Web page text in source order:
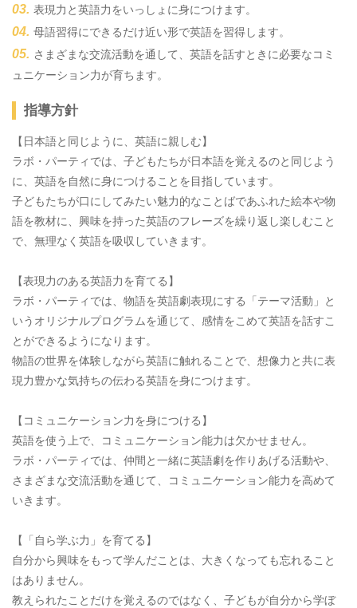
表現力と英語力をいっしょに身につけます。
母語習得にできるだけ近い形で英語を習得します。
さまざまな交流活動を通して、英語を話すときに必要なコミ
ュニケーション力が育ちます。
指導方針
【日本語と同じように、英語に親しむ】
ラボ・パーティでは、子どもたちが日本語を覚えるのと同じよう
に、英語を自然に身につけることを目指しています。
子どもたちが口にしてみたい魅力的なことばであふれた絵本や物
語を教材に、興味を持った英語のフレーズを繰り返し楽しむこと
で、無理なく英語を吸収していきます。
【表現力のある英語力を育てる】
ラボ・パーティでは、物語を英語劇表現にする「テーマ活動」と
いうオリジナルプログラムを通じて、感情をこめて英語を話すこ
とができるようになります。
物語の世界を体験しながら英語に触れることで、想像力と共に表
現力豊かな気持ちの伝わる英語を身につけます。
【コミュニケーション力を身につける】
英語を使う上で、コミュニケーション能力は欠かせません。
ラボ・パーティでは、仲間と一緒に英語劇を作りあげる活動や、
さまざまな交流活動を通じて、コミュニケーション能力を高めて
いきます。
【「自ら学ぶ力」を育てる】
自分から興味をもって学んだことは、大きくなっても忘れること
はありません。
教えられたことだけを覚えるのではなく、子どもが自分から学ぼ